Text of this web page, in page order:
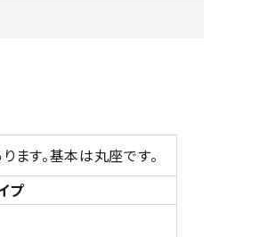
ます。基本は丸座です。
プ